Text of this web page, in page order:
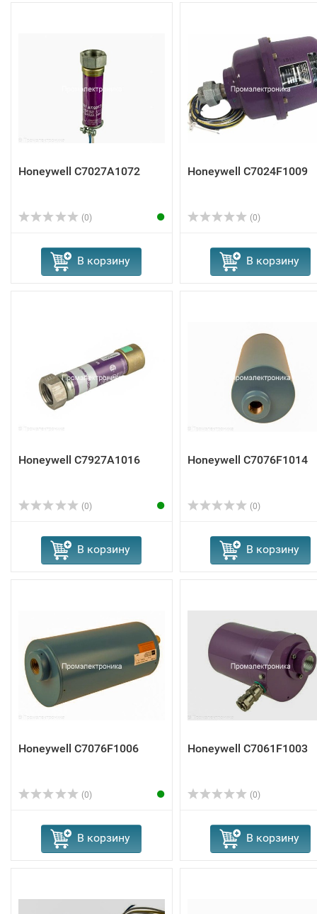
Honeywell C7027A1072
(0)
В корзину
Honeywell C7024F1009
(0)
В корзину
Honeywell C7927A1016
(0)
В корзину
Honeywell C7076F1014
(0)
В корзину
Honeywell C7076F1006
(0)
В корзину
Honeywell C7061F1003
(0)
В корзину